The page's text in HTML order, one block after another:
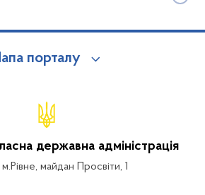
порталу
державна адміністрація
майдан Просвіти, 1